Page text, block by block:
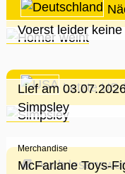
Voerst leider
Letzte
Lief am
Simpsley
Auch
Merchandise
McFarlane Toys-